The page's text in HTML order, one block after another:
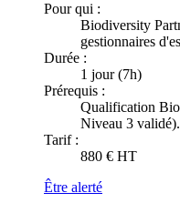
Pour qui :
Biodiversity
gestionnaires
Durée :
1 jour (7h)
Prérequis :
Qualification
Niveau 3 validé).
Tarif :
880 € HT
Être alerté